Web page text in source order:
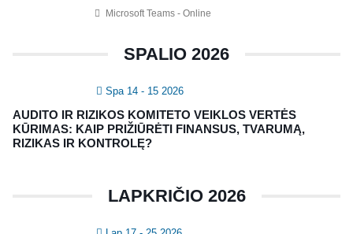
Microsoft Teams - Online
SPALIO 2026
Spa 14 - 15 2026
AUDITO IR RIZIKOS KOMITETO VEIKLOS VERTĖS
KŪRIMAS: KAIP PRIŽIŪRĖTI FINANSUS, TVARUMĄ,
RIZIKAS IR KONTROLĘ?
LAPKRIČIO 2026
info@vaa.lt
NAUJIENLAIŠKIS
Registruokitės naujienlaiškiui apie Vidaus Auditorių asociaciją!